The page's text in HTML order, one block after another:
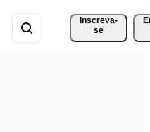
Inscreva-
se